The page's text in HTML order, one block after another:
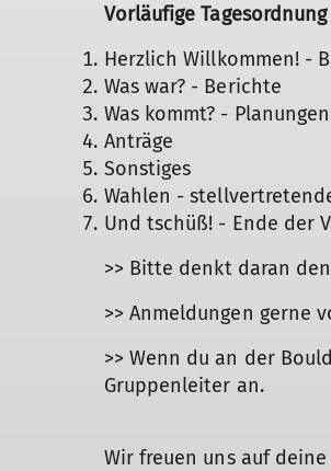
Vorläufige Tagesordnung
Herzlich Willkommen! -
Was war? - Berichte
Was kommt? -
Anträge
Sonstiges
Wahlen -
Und tschüß! - Ende der
>> Bitte denkt daran
>> Anmeldungen gerne
>> Wenn du an der
Gruppenleiter an.
Wir freuen uns auf